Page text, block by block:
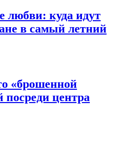
любви: куда идут
в самый летний
«брошенной
посреди центра